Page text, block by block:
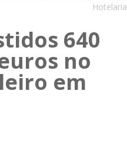
Hotelaria
640
no
em